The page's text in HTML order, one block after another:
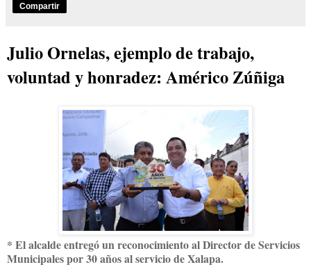
Compartir
Julio Ornelas, ejemplo de trabajo,
voluntad y honradez: Américo Zúñiga
* El alcalde entregó un reconocimiento al Director de Servicios
Municipales por 30 años al servicio de Xalapa.